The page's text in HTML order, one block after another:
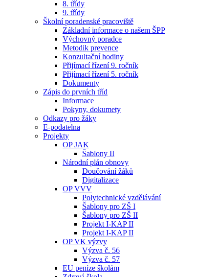
8. třídy
9. třídy
Školní poradenské pracoviště
Základní informace o našem ŠPP
Výchovný poradce
Metodik prevence
Konzultační hodiny
Přijímací řízení 9. ročník
Přijímací řízení 5. ročník
Dokumenty
Zápis do prvních tříd
Informace
Pokyny, dokumety
Odkazy pro žáky
E-podatelna
Projekty
OP JAK
Šablony II
Národní plán obnovy
Doučování žáků
Digitalizace
OP VVV
Polytechnické vzdělávání
Šablony pro ZŠ I
Šablony pro ZŠ II
Projekt I-KAP II
Projekt I-KAP II
OP VK výzvy
Výzva č. 56
Výzva č. 57
EU peníze školám